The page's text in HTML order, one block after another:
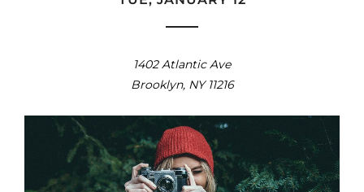
1402 Atlantic Ave
Brooklyn, NY 11216